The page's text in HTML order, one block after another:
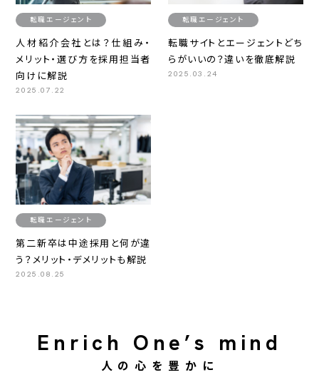
転職エージェント
人材紹介会社とは？仕組み・
メリット・選び方を採用担当者
向けに解説
2025.07.22
転職エージェント
転職サイトとエージェントどち
らがいいの？違いを徹底解説
2025.03.24
転職エージェント
第二新卒は中途採用と何が違
う？メリット・デメリットも解説
2025.08.25
Enrich One’s mind
人の心を豊かに